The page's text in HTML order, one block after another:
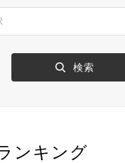
ンキング